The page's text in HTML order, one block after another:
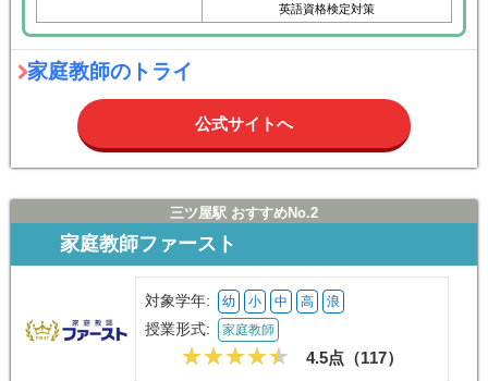
英語資格検定対策
家庭教師のトライ
公式サイトへ
三ツ屋駅 おすすめNo.2
家庭教師ファースト
対象学年: 幼 小 中 高 浪
授業形式: 家庭教師
4.5点（117）